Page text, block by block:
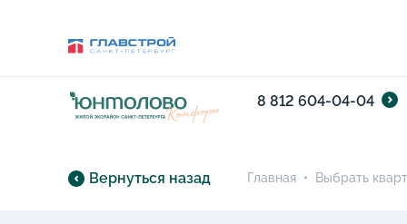
8 812 604-04-04
Вернуться назад Главная • Выбрать